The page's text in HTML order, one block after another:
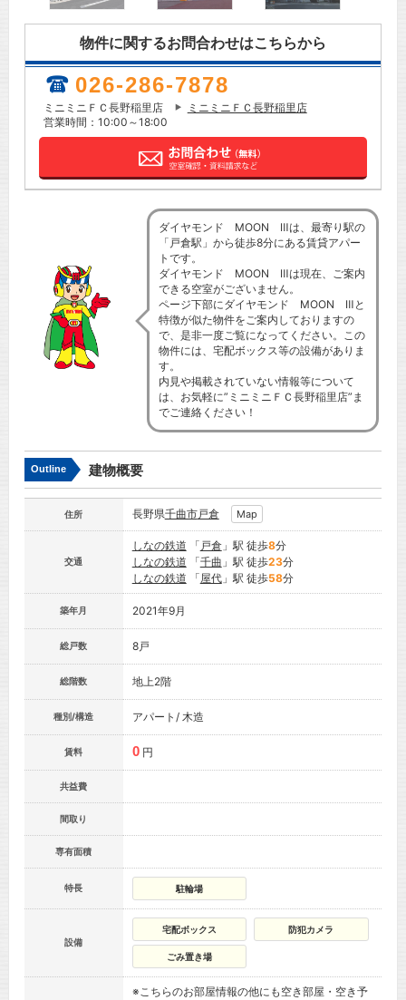
物件に関するお問合わせはこちらから
026-286-7878
ミニミニＦＣ長野稲里店
ミニミニＦＣ長野稲里店
営業時間：10:00～18:00
ダイヤモンド MOON Ⅲは、最寄り駅の
「戸倉駅」から徒歩8分にある賃貸アパー
トです。
ダイヤモンド MOON Ⅲは現在、ご案内
できる空室がございません。
ページ下部にダイヤモンド MOON Ⅲと
特徴が似た物件をご案内しておりますの
で、是非一度ご覧になってください。この
物件には、宅配ボックス等の設備がありま
す。
内見や掲載されていない情報等について
は、お気軽に”ミニミニＦＣ長野稲里店”ま
でご連絡ください！
Outline 建物概要
住所 長野県千曲市戸倉 Map
交通
しなの鉄道 「 戸倉」駅 徒歩8分
しなの鉄道 「千曲 」駅 徒歩23分
しなの鉄道 「屋代」駅 徒歩58分
築年月 2021年9月
総戸数 8戸
総階数 地上2階
種別/構造 アパート/ 木造
賃料 0 円
共益費
間取り
専有面積
特長 駐輪場
設備
宅配ボックス 防犯カメラ
ごみ置き場
※こちらのお部屋情報の他にも空き部屋・空き予